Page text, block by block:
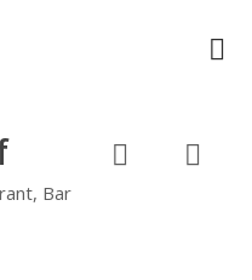
Bar